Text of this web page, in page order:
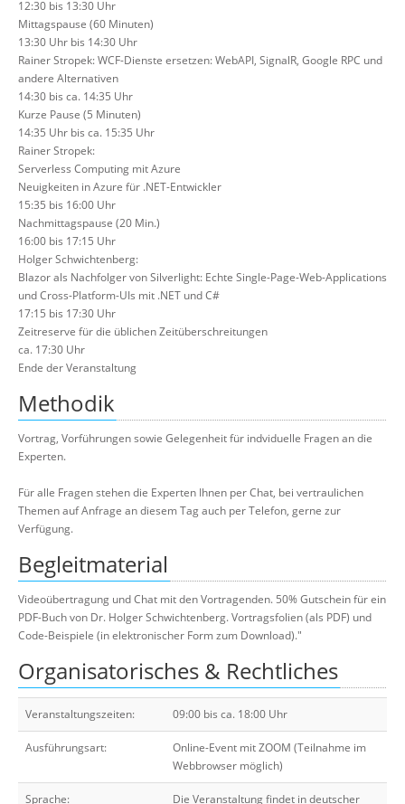
12:30 bis 13:30 Uhr
Mittagspause (60 Minuten)
13:30 Uhr bis 14:30 Uhr
Rainer Stropek: WCF-Dienste ersetzen: WebAPI, SignalR, Google RPC und
andere Alternativen
14:30 bis ca. 14:35 Uhr
Kurze Pause (5 Minuten)
14:35 Uhr bis ca. 15:35 Uhr
Rainer Stropek:
Serverless Computing mit Azure
Neuigkeiten in Azure für .NET-Entwickler
15:35 bis 16:00 Uhr
Nachmittagspause (20 Min.)
16:00 bis 17:15 Uhr
Holger Schwichtenberg:
Blazor als Nachfolger von Silverlight: Echte Single-Page-Web-Applications
und Cross-Platform-UIs mit .NET und C#
17:15 bis 17:30 Uhr
Zeitreserve für die üblichen Zeitüberschreitungen
ca. 17:30 Uhr
Ende der Veranstaltung
Methodik
Vortrag, Vorführungen sowie Gelegenheit für indviduelle Fragen an die
Experten.
Für alle Fragen stehen die Experten Ihnen per Chat, bei vertraulichen
Themen auf Anfrage an diesem Tag auch per Telefon, gerne zur
Verfügung.
Begleitmaterial
Videoübertragung und Chat mit den Vortragenden. 50% Gutschein für ein
PDF-Buch von Dr. Holger Schwichtenberg. Vortragsfolien (als PDF) und
Code-Beispiele (in elektronischer Form zum Download)."
Organisatorisches & Rechtliches
Veranstaltungszeiten: 09:00 bis ca. 18:00 Uhr
Ausführungsart:
Online-Event mit ZOOM (Teilnahme im
Webbrowser möglich)
Sprache:
Die Veranstaltung findet in deutscher